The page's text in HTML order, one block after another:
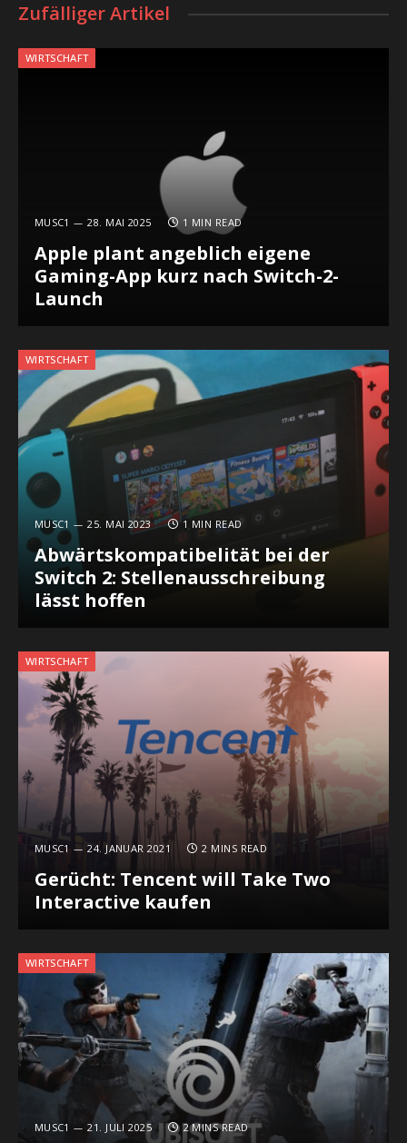
Zufälliger Artikel
WIRTSCHAFT
MUSC1 28. MAI 2025 1 MIN READ
Apple plant angeblich eigene
Gaming-App kurz nach Switch-2-
Launch
WIRTSCHAFT
MUSC1 25. MAI 2023 1 MIN READ
Abwärtskompatibelität bei der
Switch 2: Stellenausschreibung
lässt hoffen
WIRTSCHAFT
MUSC1 24. JANUAR 2021 2 MINS READ
Gerücht: Tencent will Take Two
Interactive kaufen
WIRTSCHAFT
MUSC1 21. JULI 2025 2 MINS READ